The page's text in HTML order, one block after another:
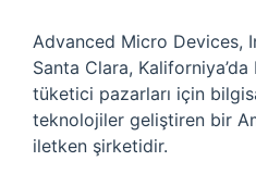
Advanced Micro Devices,
Santa Clara,
tüketici pazarları için
teknolojiler geliştiren bir
iletken şirketidir.